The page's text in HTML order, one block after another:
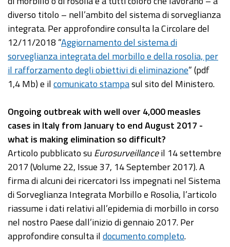
diverso titolo – nell’ambito del sistema di sorveglianza
integrata. Per approfondire consulta la Circolare del
12/11/2018 “Aggiornamento del sistema di
sorveglianza integrata del morbillo e della rosolia, per
il rafforzamento degli obiettivi di eliminazione” (pdf
1,4 Mb) e ilcomunicato stampasul sito del Ministero.
Ongoing outbreak with well over 4,000 measles
cases in Italy from January to end August 2017 -
what is making elimination so difficult?
Articolo pubblicato suEurosurveillanceil 14 settembre
2017 (Volume 22, Issue 37, 14 September 2017). A
firma di alcuni dei ricercatori Iss impegnati nel Sistema
di Sorveglianza Integrata Morbillo e Rosolia, l’articolo
riassume i dati relativi all’epidemia di morbillo in corso
nel nostro Paese dall’inizio di gennaio 2017. Per
approfondire consulta ildocumento completo.